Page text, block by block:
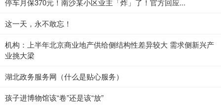
这一天，永不敢忘！
机构：上半年北京商业地产供给侧结构性差异较大 需求侧新兴产
业挑大梁
湖北政务服务网（什么是贴心服务）
孩子进博物馆该“卷”还是该“放”